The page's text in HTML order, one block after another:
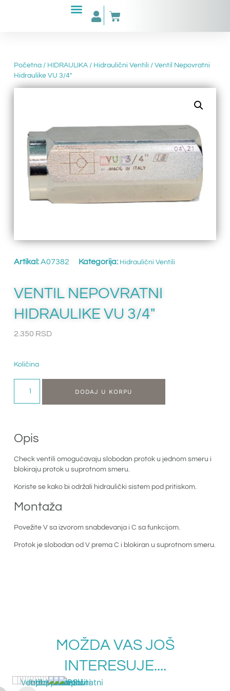
Početna/ HIDRAULIKA/ Hidraulični Ventili / Ventil Nepovratni
Hidraulike VU 3/4″
Artikal:A07382 Kategorija: Hidraulični Ventili
VENTIL NEPOVRATNI
HIDRAULIKE VU 3/4″
2.350 RSD
Količina
DODAJ U KORPU
Opis
Check ventili omogućavaju slobodan protok u jednom smeru i
blokiraju protok u suprotnom smeru.
Koriste se kako bi održali hidraulički sistem pod pritiskom.
Montaža
Povežite V sa izvorom snabdevanja i C sa funkcijom.
Protok je slobodan od V prema C i blokiran u suprotnom smeru.
MOŽDA VAS JOŠ
INTERESUJE....